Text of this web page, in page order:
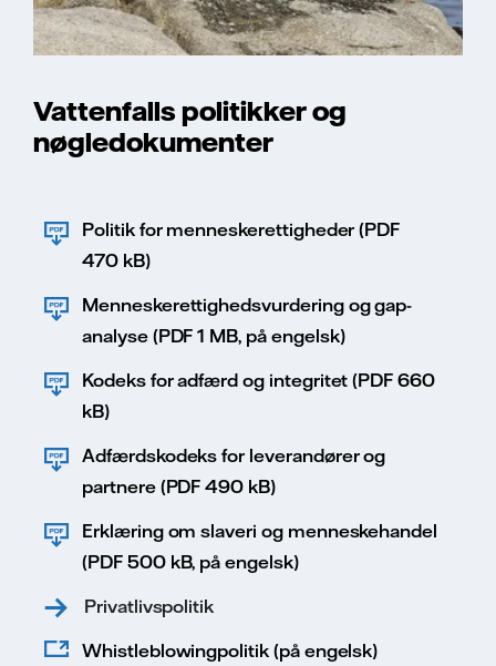
Vattenfalls politikker og
nøgledokumenter
Politik for menneskerettigheder (PDF
470 kB)
Menneskerettighedsvurdering og gap-
analyse (PDF 1 MB, på engelsk)
Kodeks for adfærd og integritet (PDF 660
kB)
Adfærdskodeks for leverandører og
partnere (PDF 490 kB)
Erklæring om slaveri og menneskehandel
(PDF 500 kB, på engelsk)
Privatlivspolitik
Whistleblowingpolitik (på engelsk)